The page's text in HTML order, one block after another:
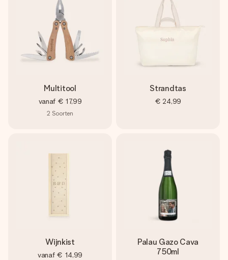
Multitool
vanaf € 17,99
2 Soorten
Strandtas
€ 24,99
Wijnkist
vanaf € 14,99
Palau Gazo Cava
750ml